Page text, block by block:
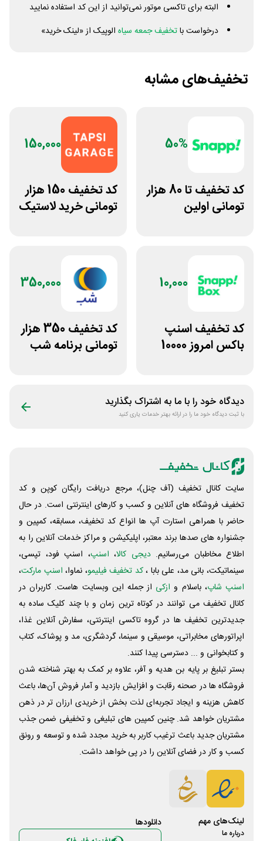
البته برای تاکسی موتور نمی‌توانید از این کد استفاده نمایید
درخواست باتخفیف جمعه سیاه الوپیک از «لینک خرید»
تخفیف‌های مشابه
50%
کد تخفیف تا 80 هزار
تومانی اولین
150,000
کد تخفیف 150 هزار
تومانی خرید لاستیک
10,000
کد تخفیف اسنپ
باکس امروز 10000
350,000
کد تخفیف 350 هزار
تومانی برنامه شب
دیدگاه خود را با ما به اشتراک بگذارید
با ثبت دیدگاه خود ما را در ارائه بهتر خدمات یاری کنید
سایت کانال تخفیف (آف چنل)، مرجع دریافت رایگان کوپن و کد
تخفیف فروشگاه های آنلاین و کسب و‌ کارهای اینترنتی است. در حال
حاضر با همراهی استارت آپ ها انواع کد تخفیف، مسابقه، کمپین و
جشنواره های صدها برند معتبر، اپلیکیشن و مراکز خدمات آنلاین را به
اطلاع مخاطبان می‌رسانیم. دیجی کالا، اسنپ، اسنپ فود، تپسی،
سینماتیکت، بانی مد، علی‌ بابا ،کد تخفیف فیلیمو، نماوا، اسنپ مارکت،
اسنپ شاپ، باسلام و ازکی از جمله این وبسایت ‌هاست. کاربران در
کانال تخفیف می توانند در کوتاه ترین زمان و با چند کلیک ساده به
جدیدترین تخفیف ها در گروه تاکسی اینترنتی، سفارش آنلاین غذا،
اپراتورهای مخابراتی، موسیقی و سینما، گردشگری، مد و پوشاک، کتاب
و کتابخوانی و ... دسترسی پیدا کنند.
بستر تبلیغ بر پایه بن هدیه و آفر، علاوه بر کمک به بهتر شناخته شدن
فروشگاه ها در صحنه رقابت و افزایش بازدید و آمار فروش آن‌ها، باعث
کاهش هزینه و ایجاد تجربه‌ای لذت بخش از خریدی ارزان تر در ذهن
مشتریان خواهد شد. چنین کمپین های تبلیغی و تخفیفی ضمن جذب
مشتریان جدید باعث ترغیب کاربر به خرید مجدد شده و توسعه و رونق
کسب و کار در فضای آنلاین را در پی خواهد داشت.
لینک‌های مهم
درباره ما
دانلود‌ها